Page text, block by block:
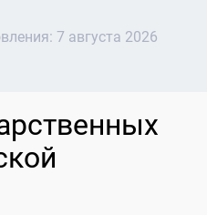
7 августа 2026